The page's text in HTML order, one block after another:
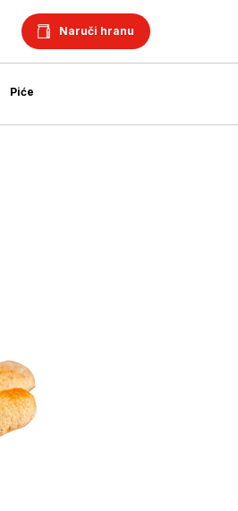
Piće
Naruči hranu